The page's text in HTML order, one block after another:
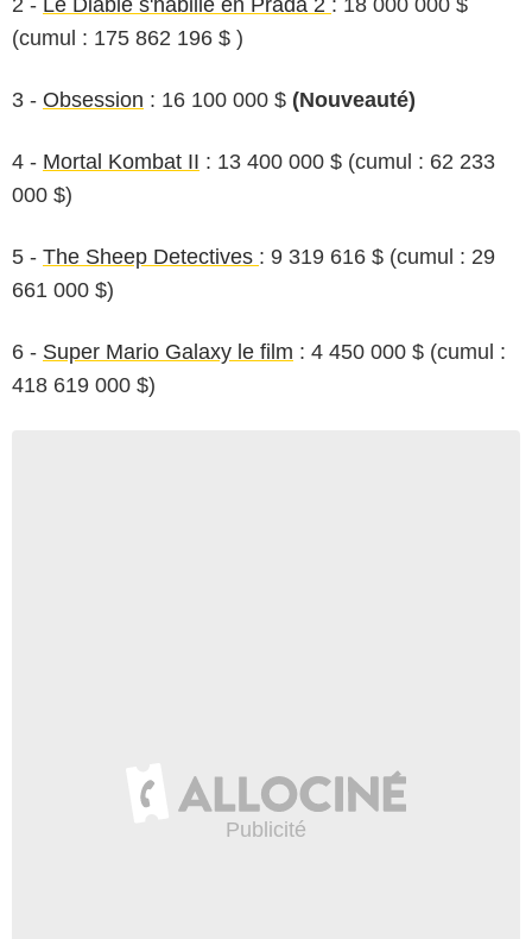
(cumul : 175 862 196 $ )
3 - Obsession : 16 100 000 $ (Nouveauté)
4 - Mortal Kombat II : 13 400 000 $ (cumul : 62 233
000 $)
5 - The Sheep Detectives : 9 319 616 $ (cumul : 29
661 000 $)
6 - Super Mario Galaxy le film : 4 450 000 $ (cumul :
418 619 000 $)